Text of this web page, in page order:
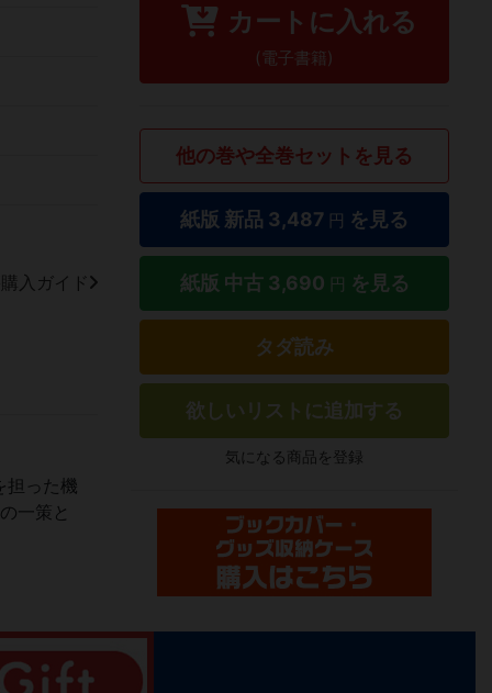
入ガイド
担った機
一策と
カートに入れる
(電子書籍)
他の巻や全巻セットを見る
紙版 新品 3,487 円 を見る
紙版 中古 3,690 円 を見る
タダ読み
欲しいリストに追加する
気になる商品を登録